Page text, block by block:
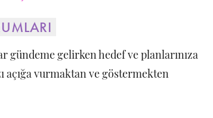
gündeme gelirken hedef ve planlarınıza
açığa vurmaktan ve göstermekten